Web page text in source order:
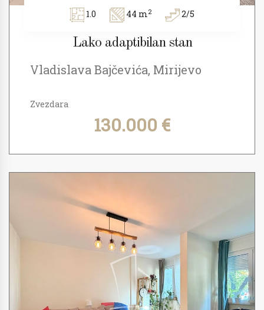
1.0 44 m2 2/5
Lako adaptibilan stan
Vladislava Bajčevića, Mirijevo
Zvezdara
130.000 €